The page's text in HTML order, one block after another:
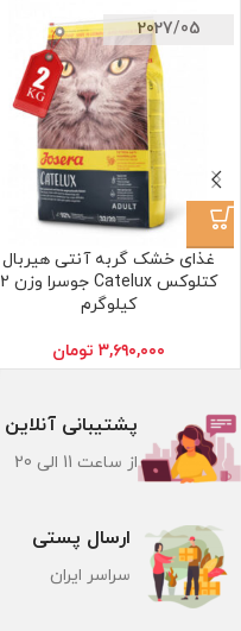
2027/05
غذای خشک گربه آنتی هیربال
کتلوکس Catelux جوسرا وزن 2
کیلوگرم
۳,۶۹۰,۰۰۰ تومان
ارسال پستی
سراسر ایران
پشتیبانی آنلاین
از ساعت 11 الی 20